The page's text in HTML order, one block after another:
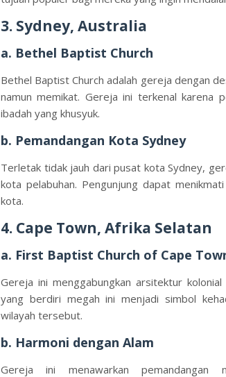
3. Sydney, Australia
a. Bethel Baptist Church
Bethel Baptist Church adalah gereja dengan
namun memikat. Gereja ini terkenal karena
ibadah yang khusyuk.
b. Pemandangan Kota Sydney
Terletak tidak jauh dari pusat kota Sydney,
kota pelabuhan. Pengunjung dapat
kota.
4. Cape Town, Afrika Selatan
a. First Baptist Church of Cape
Gereja ini menggabungkan arsitektur
yang berdiri megah ini menjadi simbol
wilayah tersebut.
b. Harmoni dengan Alam
Gereja ini menawarkan pemandangan